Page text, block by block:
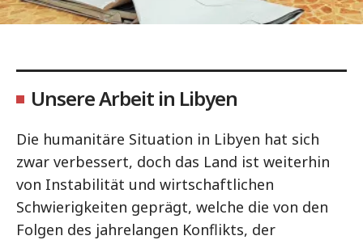
Unsere Arbeit in Libyen
Die humanitäre Situation in Libyen hat sich
zwar verbessert, doch das Land ist weiterhin
von Instabilität und wirtschaftlichen
Schwierigkeiten geprägt, welche die von den
Folgen des jahrelangen Konflikts, der